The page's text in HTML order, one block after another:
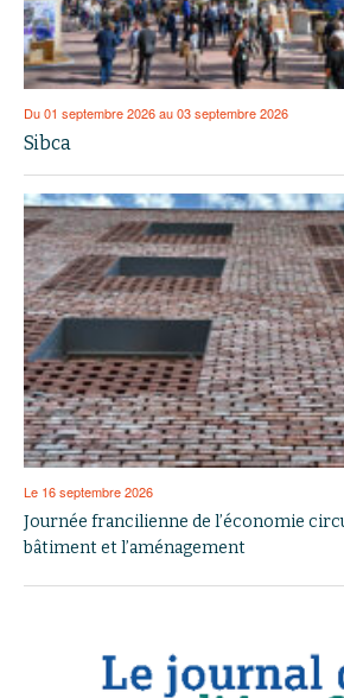
Du 01 septembre 2026 au 03 septembre 2026
Sibca
Le 16 septembre 2026
Journée francilienne de l’économie
bâtiment et l’aménagement